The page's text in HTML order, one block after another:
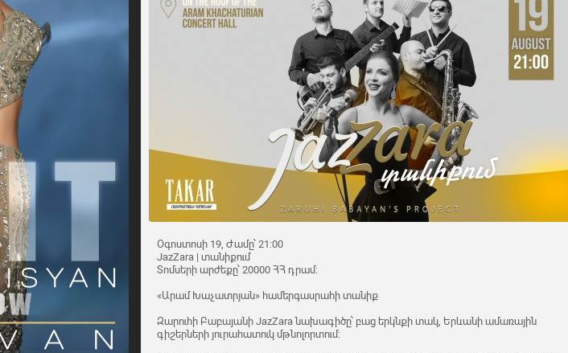
Օգոստոսի 19, Ժամը՝ 21:00
JazZara | տանիքում
Տոմսերի արժեքը՝ 20000 ՀՀ դրամ։
«Արամ Խաչատրյան» համերգասրահի տանիք
Զարուհի Բաբայանի JazZara նախագիծը՝ բաց երկնքի տակ, Երևանի ամառային
գիշերների յուրահատուկ մթնոլորտում։